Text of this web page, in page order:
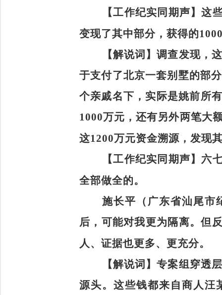
【工作纪实同期声】这
变现了其中部分，获得的
【解说词】调查发现，
于支付了北京一套别墅的部
个亲戚名下，实际是姚前所
1000万元，还有另外两笔大
这1200万元资金溯源，发现
【工作纪实同期声】 六
全部做全的。
施长平（广东省汕尾市
后，可能对我更为隔离。但
人、证据也更多、更充分。
【解说词】专案组穿透
源头。这些钱都来自商人汪